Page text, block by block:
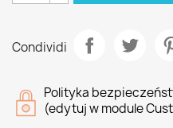
Condividi
Polityka
(edytuj w module